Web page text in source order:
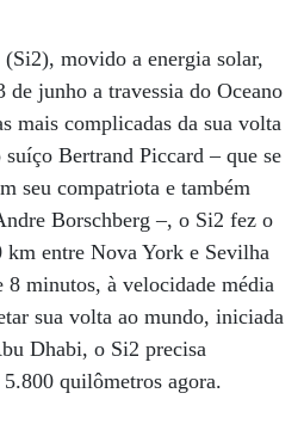
movido a energia solar,
de junho a travessia do Oceano
mais complicadas da sua volta
Bertrand Piccard – que se
seu compatriota e também
Borschberg –, o Si2 fez o
km entre Nova York e Sevilha
8 minutos, à velocidade média
sua volta ao mundo, iniciada
Dhabi, o Si2 precisa
quilômetros agora.